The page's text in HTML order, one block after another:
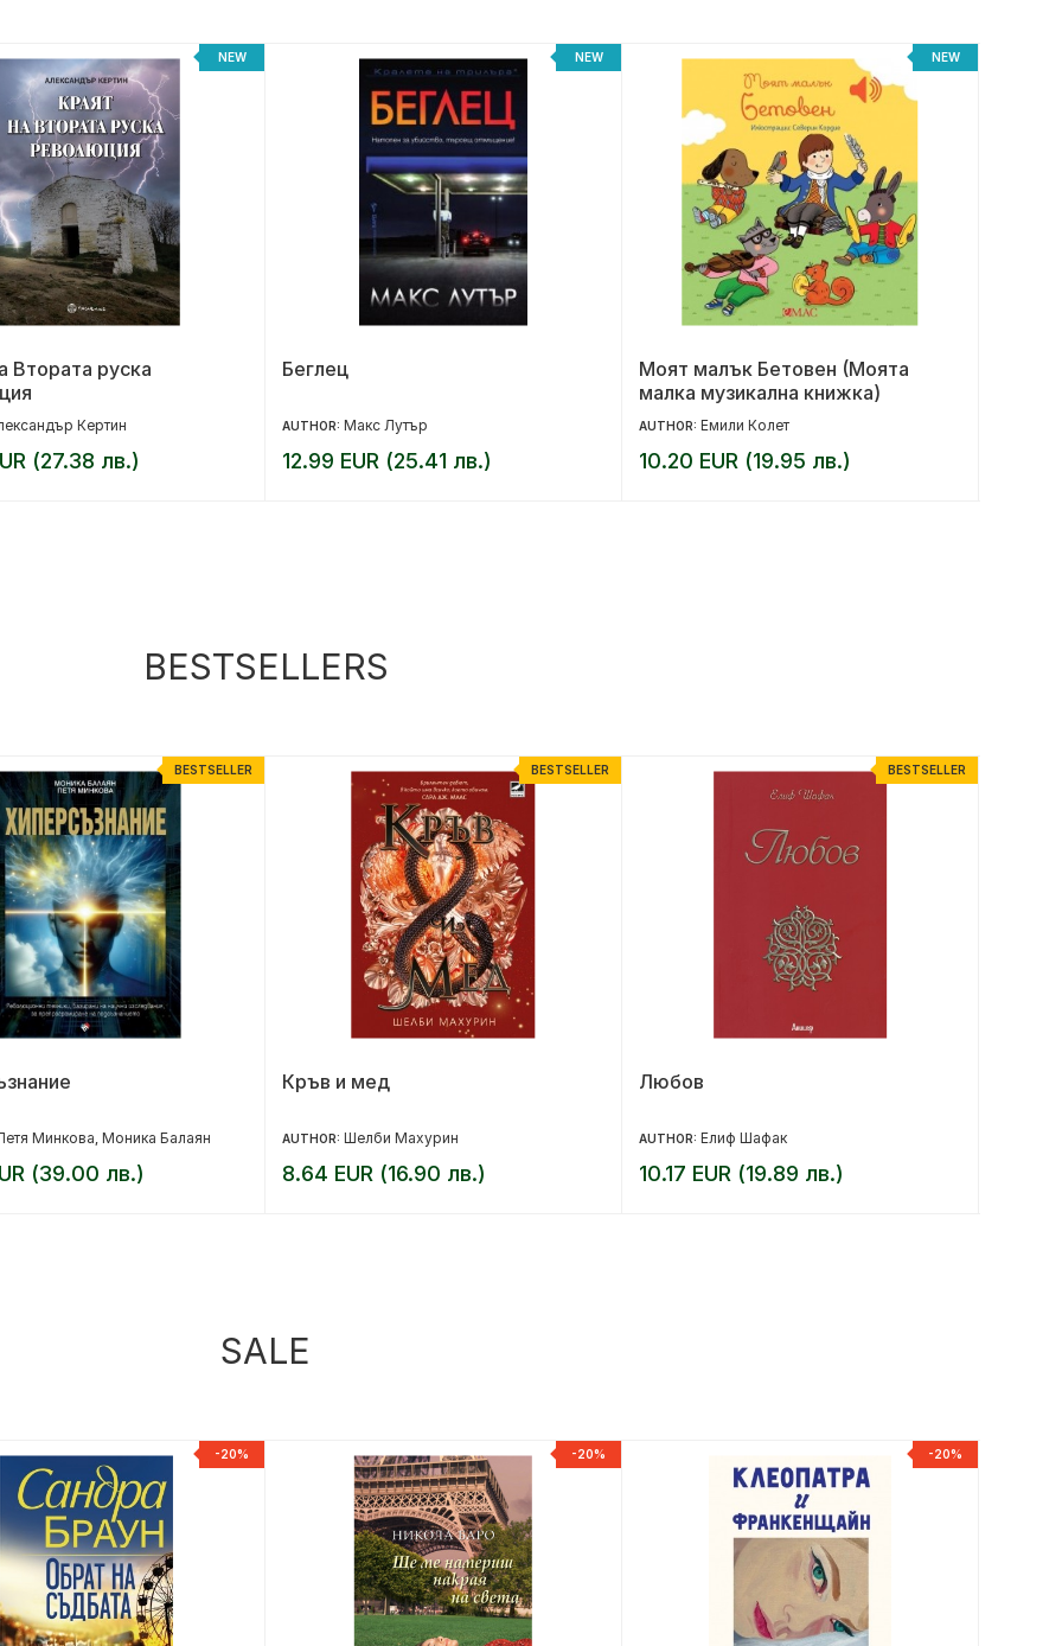
NEW
Втората руска
Кертин
(27.38 лв.)
NEW
Беглец
AUTHOR: Макс Лутър
12.99 EUR (25.41 лв.)
NEW
Моят малък Бетовен (Моята
малка музикална книжка)
AUTHOR: Емили Колет
10.20 EUR (19.95 лв.)
BESTSELLERS
BESTSELLER
Минкова Моника Балаян
(39.00 лв.)
BESTSELLER
Кръв и мед
AUTHOR: Шелби Махурин
8.64 EUR (16.90 лв.)
BESTSELLER
Любов
AUTHOR: Елиф Шафак
10.17 EUR (19.89 лв.)
SALE
-20% -20% -20%